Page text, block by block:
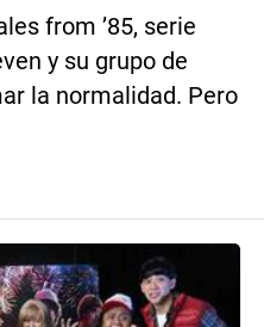
from ’85, serie
y su grupo de
la normalidad. Pero